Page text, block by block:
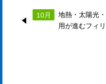
10月
地熱・太陽光
用が進むフィ